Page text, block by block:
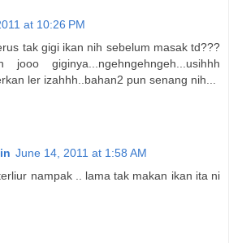
at 10:26 PM
tak gigi ikan nih sebelum masak td???
giginya...ngehngehngeh...usihhh
ler izahhh..bahan2 pun senang nih...
June 14, 2011 at 1:58 AM
nampak .. lama tak makan ikan ita ni